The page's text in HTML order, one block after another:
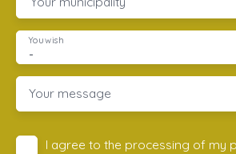
-
You wish
Your message
I agree to the processing of my